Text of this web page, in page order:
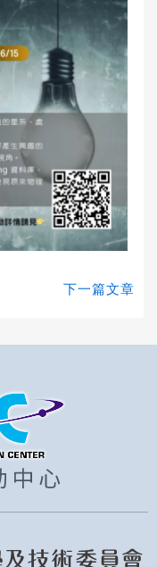
下一篇文章